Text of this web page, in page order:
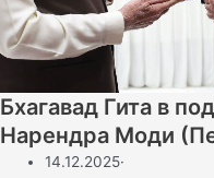
Бхагавад Гита в
Нарендра Моди
14.12.2025·